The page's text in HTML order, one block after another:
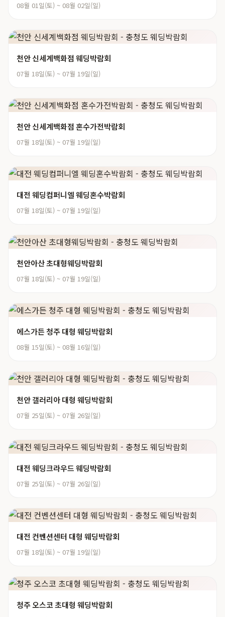
08월 01일(토) ~ 08월 02일(일)
천안 신세계백화점 웨딩박람회
07월 18일(토) ~ 07월 19일(일)
천안 신세계백화점 혼수가전박람회
07월 18일(토) ~ 07월 19일(일)
대전 웨딩컴퍼니엘 웨딩혼수박람회
07월 18일(토) ~ 07월 19일(일)
천안아산 초대형웨딩박람회
07월 18일(토) ~ 07월 19일(일)
에스가든 청주 대형 웨딩박람회
08월 15일(토) ~ 08월 16일(일)
천안 갤러리아 대형 웨딩박람회
07월 25일(토) ~ 07월 26일(일)
대전 웨딩크라우드 웨딩박람회
07월 25일(토) ~ 07월 26일(일)
대전 컨벤션센터 대형 웨딩박람회
07월 18일(토) ~ 07월 19일(일)
청주 오스코 초대형 웨딩박람회